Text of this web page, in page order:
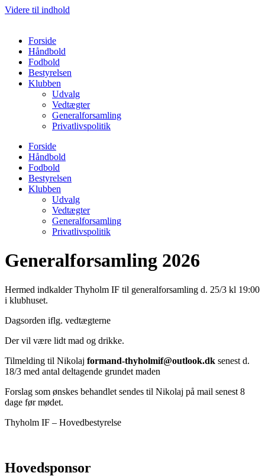
Videre til indhold
Forside
Håndbold
Fodbold
Bestyrelsen
Klubben
Udvalg
Vedtægter
Generalforsamling
Privatlivspolitik
Forside
Håndbold
Fodbold
Bestyrelsen
Klubben
Udvalg
Vedtægter
Generalforsamling
Privatlivspolitik
Generalforsamling 2026
Hermed indkalder Thyholm IF til generalforsamling d. 25/3 kl 19:00
i klubhuset.
Dagsorden iflg. vedtægterne
Der vil være lidt mad og drikke.
Tilmelding til Nikolaj formand-thyholmif@outlook.dk senest d.
18/3 med antal deltagende grundet maden
Forslag som ønskes behandlet sendes til Nikolaj på mail senest 8
dage før mødet.
Thyholm IF – Hovedbestyrelse
Hovedsponsor